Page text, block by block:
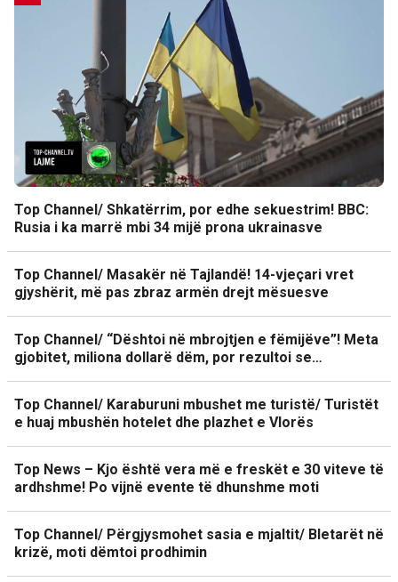
Top Channel/ Shkatërrim, por edhe sekuestrim! BBC:
Rusia i ka marrë mbi 34 mijë prona ukrainasve
Top Channel/ Masakër në Tajlandë! 14-vjeçari vret
gjyshërit, më pas zbraz armën drejt mësuesve
Top Channel/ “Dështoi në mbrojtjen e fëmijëve”! Meta
gjobitet, miliona dollarë dëm, por rezultoi se…
Top Channel/ Karaburuni mbushet me turistë/ Turistët
e huaj mbushën hotelet dhe plazhet e Vlorës
Top News – Kjo është vera më e freskët e 30 viteve të
ardhshme! Po vijnë evente të dhunshme moti
Top Channel/ Përgjysmohet sasia e mjaltit/ Bletarët në
krizë, moti dëmtoi prodhimin